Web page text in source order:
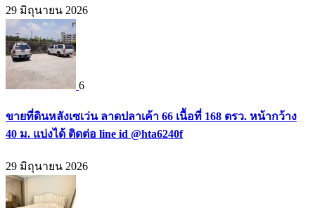
29 มิถุนายน 2026
6
ขายที่ดินหลังเซเว่น ลาดปลาเค้า 66 เนื้อที่ 168 ตรว. หน้ากว้าง
40 ม. แบ่งได้ ติดต่อ line id @hta6240f
29 มิถุนายน 2026